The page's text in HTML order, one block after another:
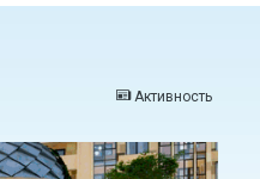
Активность